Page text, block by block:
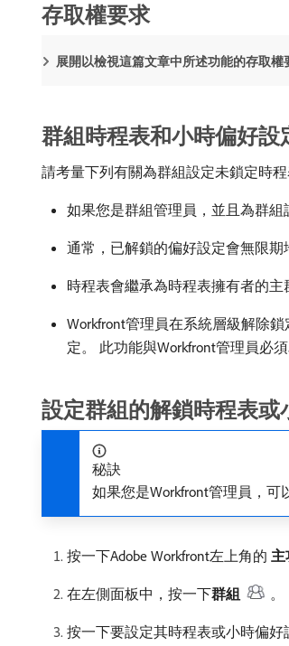
存取權要求
展開以檢視這篇文章中所述功能的存取權
群組時程表和小時偏好設
請考量下列有關為群組設定未鎖定時
如果您是群組管理員，並且為群組
通常，已解鎖的偏好設定會無限期
時程表會繼承為時程表擁有者的主
Workfront管理員在系統層級解除
定。 此功能與Workfront管理員必
設定群組的解鎖時程表或
秘訣
如果您是Workfront管理員，可
按一下Adobe Workfront左上角的​ 主
在左側面板中，按一下​群組 。
按一下要設定其時程表或小時偏好